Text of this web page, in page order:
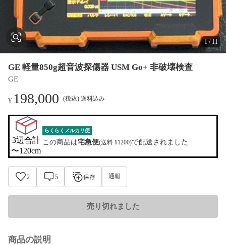
1/11
GE 軽量850g超音波探傷器 USM Go+ 非破壊検査
GE
¥ 198,000 (税込) 送料込み
3辺合計
〜120cm
らくらくメルカリ便
この商品は宅急便(送料 ¥1200)で配送されました
2 5 保存 通報
売り切れました
商品の説明